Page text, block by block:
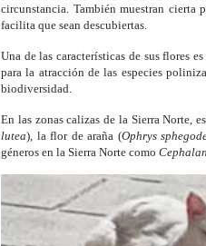
circunstancia. También muestran cierta
facilita que sean descubiertas.
Una de las características de sus flores
para la atracción de las especies
biodiversidad.
En las zonas calizas de la Sierra Norte,
lutea), la flor de araña (Ophrys
géneros en la Sierra Norte como